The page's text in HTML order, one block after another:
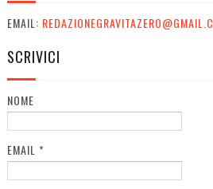
EMAIL:
SCRIVICI
NOME
EMAIL *